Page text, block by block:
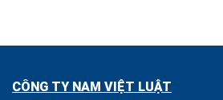
Doanh
quyền
CÔNG TY NAM VIỆT LUẬT